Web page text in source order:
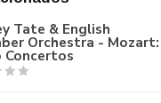
Tate & English
Orchestra - Mozart:
Concertos